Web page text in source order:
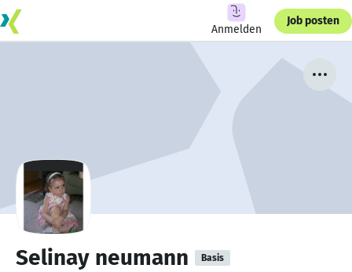
Anmelden
Job posten
Selinay neumann Basis